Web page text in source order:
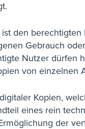
den
Gebrauch
Nutzer dürfen
von einzelnen
Kopien,
eines rein
der